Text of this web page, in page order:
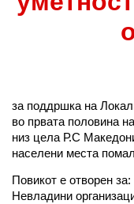
за поддршка на
во првата половина
низ цела Р.С
населени места
Повикот е отворен
Невладини